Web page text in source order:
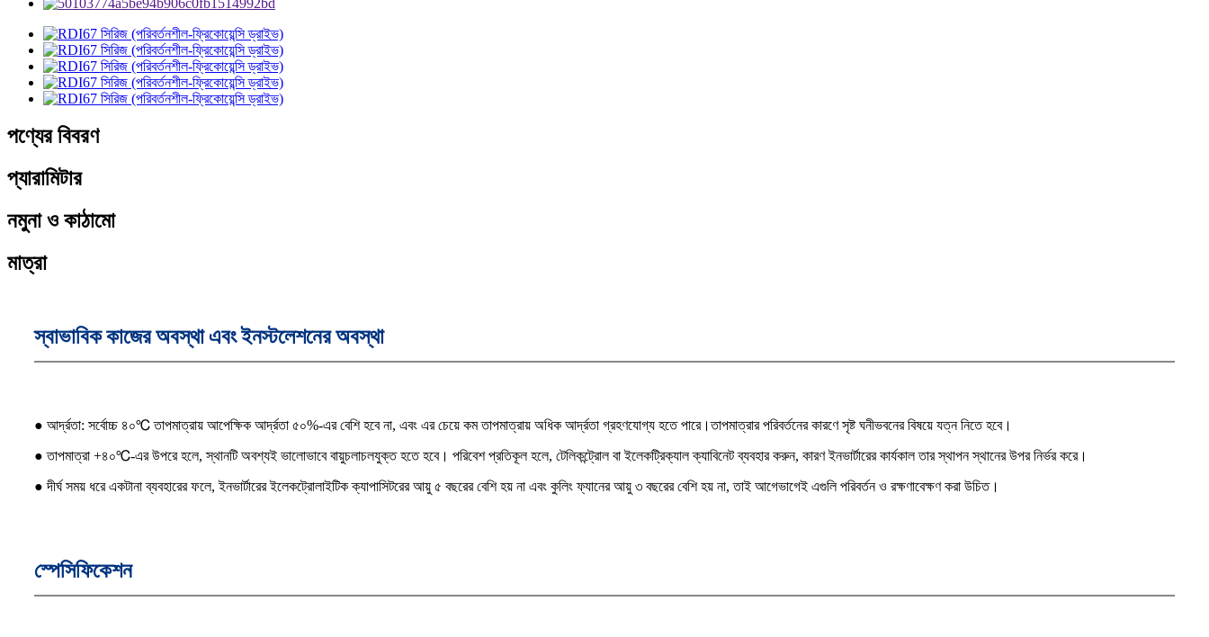
পণ্যের বিবরণ
প্যারামিটার
নমুনা ও কাঠামো
মাত্রা
স্বাভাবিক কাজের অবস্থা এবং ইনস্টলেশনের অবস্থা
● আর্দ্রতা: সর্বোচ্চ ৪০℃ তাপমাত্রায় আপেক্ষিক আর্দ্রতা ৫০%-এর বেশি হবে না, এবং এর চেয়ে কম তাপমাত্রায় অধিক আর্দ্রতা গ্রহণযোগ্য হতে পারে।তাপমাত্রার পরিবর্তনের কারণে সৃষ্ট ঘনীভবনের বিষয়ে যত্ন নিতে হবে।
● তাপমাত্রা +৪০℃-এর উপরে হলে, স্থানটি অবশ্যই ভালোভাবে বায়ুচলাচলযুক্ত হতে হবে। পরিবেশ প্রতিকূল হলে, টেলিকন্ট্রোল বা ইলেকট্রিক্যাল ক্যাবিনেট ব্যবহার করুন, কারণ ইনভার্টারের কার্যকাল তার স্থাপন স্থানের উপর নির্ভর করে।
● দীর্ঘ সময় ধরে একটানা ব্যবহারের ফলে, ইনভার্টারের ইলেকট্রোলাইটিক ক্যাপাসিটরের আয়ু ৫ বছরের বেশি হয় না এবং কুলিং ফ্যানের আয়ু ৩ বছরের বেশি হয় না, তাই আগেভাগেই এগুলি পরিবর্তন ও রক্ষণাবেক্ষণ করা উচিত।
স্পেসিফিকেশন